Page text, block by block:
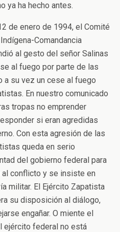
ya ha hecho antes.
de enero de 1994, el Comité
Comandancia
al gesto del señor Salinas
al fuego por parte de las
a su vez un cese al fuego
En nuestro comunicado
tropas no emprender
si eran agredidas
Con esta agresión de las
queda en serio
del gobierno federal para
conflicto y se insiste en
militar. El Ejército Zapatista
su disposición al diálogo,
engañar. O miente el
ejército federal no está